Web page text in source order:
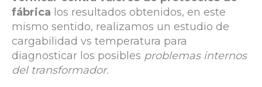
fábrica los resultados obtenidos, en este
mismo sentido, realizamos un estudio de
cargabilidad vs temperatura para
diagnosticar los posibles problemas internos
del transformador.